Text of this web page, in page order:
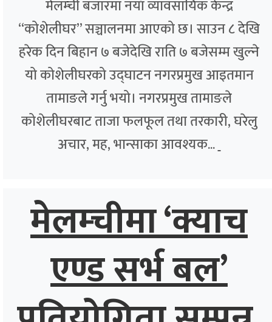
मेलम्ची बजारमा नयाँ व्यावसायिक केन्द्र
“कोशेलीघर” सञ्चालनमा आएको छ। साउन ८ देखि
हरेक दिन बिहान ७ बजेदेखि राति ७ बजेसम्म खुल्ने
यो कोशेलीघरको उद्घाटन नगरप्रमुख आइतमान
तामाङले गर्नु भयो। नगरप्रमुख तामाङले
कोशेलीघरबाट ताजा फलफूल तथा तरकारी, घरेलु
अचार, मह, भान्साका आवश्यक...
मेलम्चीमा ‘क्याच
एण्ड सर्भ बल’